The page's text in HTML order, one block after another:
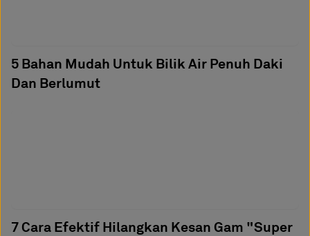
5 Bahan Mudah Untuk Bilik Air Penuh Daki
Dan Berlumut
7 Cara Efektif Hilangkan Kesan Gam "Super